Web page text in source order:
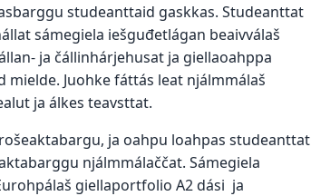
studeanttaid gaskkas. Studeanttat
sámegiela iešguđetlágan beaivválaš
ja čállinhárjehusat ja giellaoahppa
mielde. Juohke fáttás leat njálmmálaš
ja álkes teavsttat.
ja oahpu loahpas studeanttat
njálmmálaččat. Sámegiela
giellaportfolio A2 dási ja